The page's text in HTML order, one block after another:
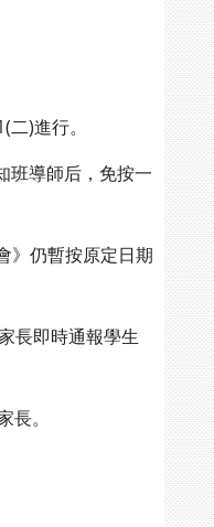
)進行。
班導師后，免按一
》仍暫按原定日期
長即時通報學生
。